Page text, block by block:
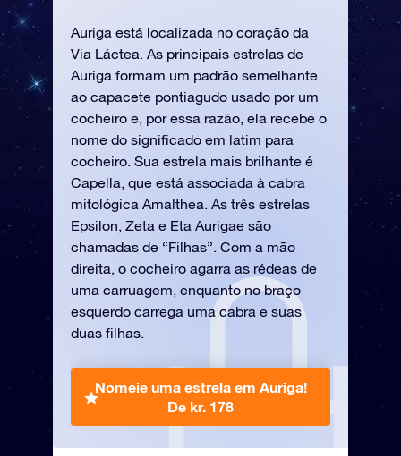
Auriga está localizada no coração da
Via Láctea. As principais estrelas de
Auriga formam um padrão semelhante
ao capacete pontiagudo usado por um
cocheiro e, por essa razão, ela recebe o
nome do significado em latim para
cocheiro. Sua estrela mais brilhante é
Capella, que está associada à cabra
mitológica Amalthea. As três estrelas
Epsilon, Zeta e Eta Aurigae são
chamadas de “Filhas”. Com a mão
direita, o cocheiro agarra as rédeas de
uma carruagem, enquanto no braço
esquerdo carrega uma cabra e suas
duas filhas.
Nomeie uma estrela em Auriga!
De kr. 178